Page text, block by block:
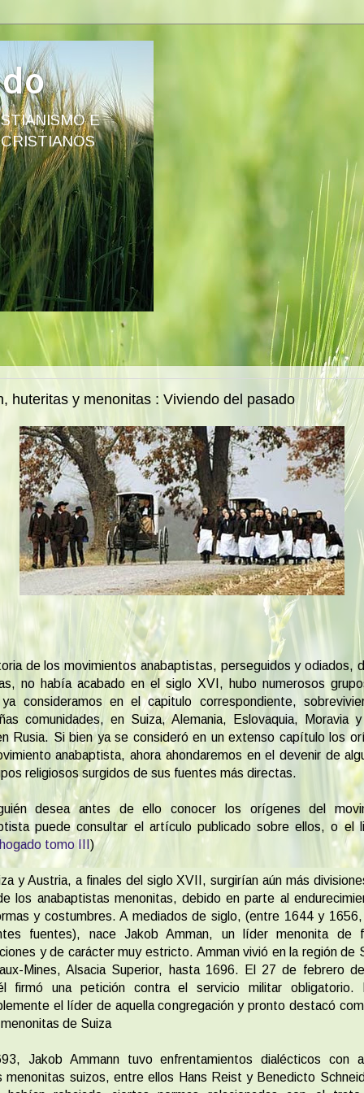
E
huteritas y menonitas : Viviendo del pasado
de los movimientos anabaptistas, perseguidos y odiados,
no había acabado en el siglo XVI, hubo numerosos
consideramos en el capitulo correspondiente,
comunidades, en Suiza, Alemania, Eslovaquia, Moravia
Rusia. Si bien ya se consideró en un extenso capítulo los
anabaptista, ahora ahondaremos en el devenir de
religiosos surgidos de sus fuentes más directas.
desea antes de ello conocer los orígenes del
puede consultar el artículo publicado sobre ellos, o el
tomo III )
y Austria, a finales del siglo XVII, surgirían aún más
los anabaptistas menonitas, debido en parte al
y costumbres. A mediados de siglo, (entre 1644 y 1656,
fuentes), nace Jakob Amman, un líder menonita de
y de carácter muy estricto. Amman vivió en la región de
Mines, Alsacia Superior, hasta 1696. El 27 de febrero
firmó una petición contra el servicio militar obligatorio.
el líder de aquella congregación y pronto destacó
de Suiza
Jakob Ammann tuvo enfrentamientos dialécticos con
menonitas suizos, entre ellos Hans Reist y Benedicto